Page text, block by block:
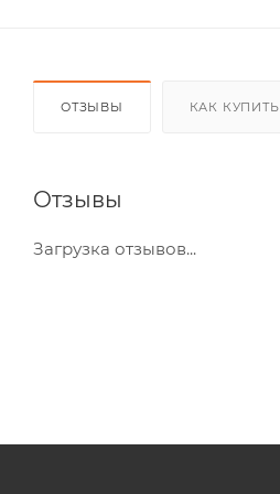
ОТЗЫВЫ КАК КУПИТЬ
Отзывы
Загрузка отзывов...